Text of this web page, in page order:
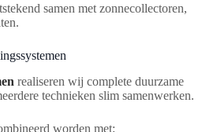
samen met zonnecollectoren,
realiseren wij complete duurzame
technieken slim samenwerken.
worden met: